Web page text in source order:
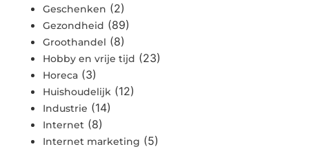
Geschenken (2)
Gezondheid (89)
Groothandel (8)
Hobby en vrije tijd (23)
Horeca (3)
Huishoudelijk (12)
Industrie (14)
Internet (8)
Internet marketing (5)